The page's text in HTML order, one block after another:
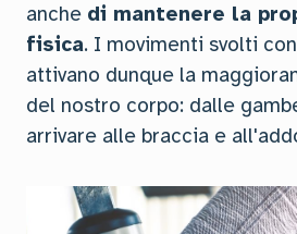
anche di mantenere la
fisica. I movimenti svolti
attivano dunque la
del nostro corpo: dalle
arrivare alle braccia e